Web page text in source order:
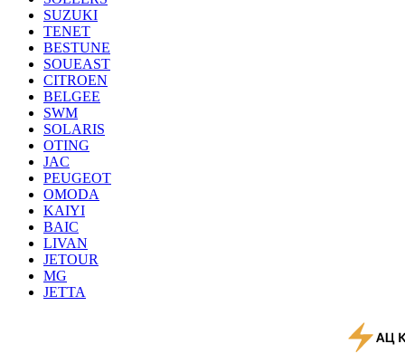
SUZUKI
TENET
BESTUNE
SOUEAST
CITROEN
BELGEE
SWM
SOLARIS
OTING
JAC
PEUGEOT
OMODA
KAIYI
BAIC
LIVAN
JETOUR
MG
JETTA